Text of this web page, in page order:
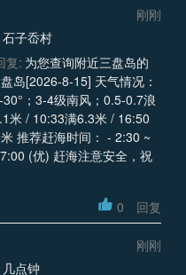
刚刚
子岙村
复: 为您查询附近三盘岛的
岛[2026-8-15] 天气情况：
；3-4级南风；0.5-0.7浪
米 / 10:33满6.3米 / 16:50
推荐赶海时间： - 2:30 ~
(优) 赶海注意安全，祝
0 回复
刚刚
点钟